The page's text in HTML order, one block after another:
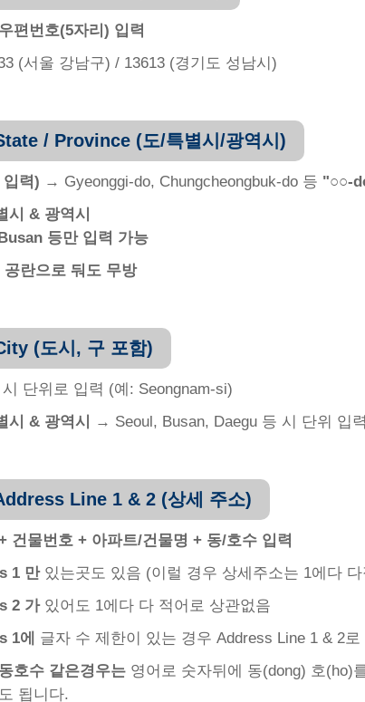
편번호(5자리) 입력
(서울 강남구) / 13613 (경기도 성남시)
/ Province (도/특별시/광역시)
력) → Gyeonggi-do, Chungcheongbuk-do 등 "○○-
시 & 광역시
등만 입력 가능
란으로 둬도 무방
(도시, 구 포함)
단위로 입력 (예: Seongnam-si)
시 & 광역시
→ Seoul, Busan, Daegu 등 시 단위 입력
Line 1 & 2 (상세 주소)
건물번호 + 아파트/건물명 + 동/호수 입력
1 만 있는곳도 있음 (이럴 경우 상세주소는 1에다
2 가 있어도 1에다 다 적어로 상관없음
1에 글자 수 제한이 있는 경우 Address Line 1 & 2로
호수 같은경우는 영어로 숫자뒤에 동(dong) 호(ho)
됩니다.